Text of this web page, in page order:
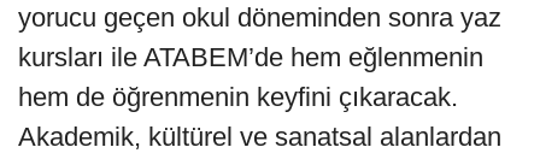
yorucu geçen okul döneminden sonra yaz
kursları ile ATABEM’de hem eğlenmenin
hem de öğrenmenin keyfini çıkaracak.
Akademik, kültürel ve sanatsal alanlardan